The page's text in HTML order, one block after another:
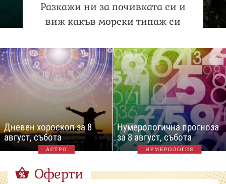
Разкажи ни за почивката си и
виж какъв морски типаж си
Дневен хороскоп за 8
август, събота
АСТРО
Нумерологична прогноза
за 8 август, събота
НУМЕРОЛОГИЯ
Оферти